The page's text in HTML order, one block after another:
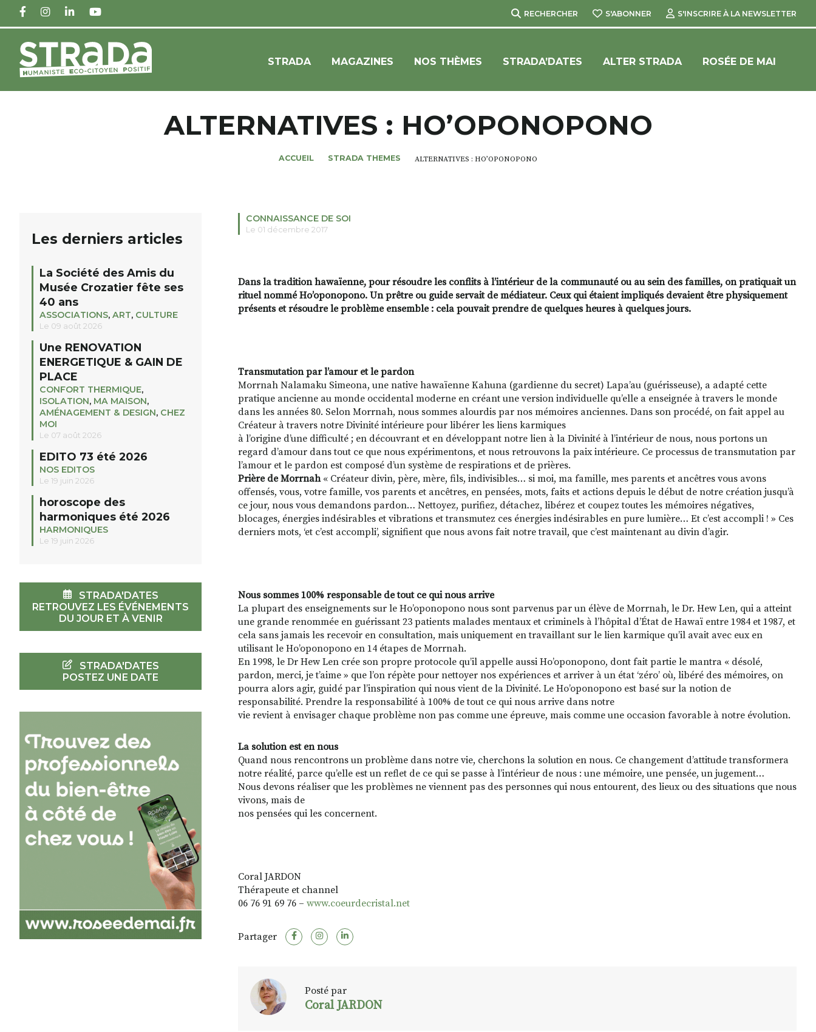
FACEBOOKINSTAGRAM
LINKEDINYOUTUBE RECHERCHER S'ABONNER S'INSCRIRE À LA NEWSLETTER
STRADA MAGAZINES NOS THÈMES STRADA’DATES ALTER STRADA ROSÉE DE MAI
ALTERNATIVES : HO’OPONOPONO
ACCUEIL STRADA THEMES ALTERNATIVES : HO’OPONOPONO
CONNAISSANCE DE SOI
Le 01 décembre 2017
Dans la tradition hawaïenne, pour résoudre les conflits à l’intérieur de la communauté ou au sein des familles, on pratiquait un
rituel nommé Ho’oponopono. Un prêtre ou guide servait de médiateur. Ceux qui étaient impliqués devaient être physiquement
présents et résoudre le problème ensemble : cela pouvait prendre de quelques heures à quelques jours.
Transmutation par l’amour et le pardon
Morrnah Nalamaku Simeona, une native hawaïenne Kahuna (gardienne du secret) Lapa’au (guérisseuse), a adapté cette
pratique ancienne au monde occidental moderne en créant une version individuelle qu’elle a enseignée à travers le monde
dans les années 80. Selon Morrnah, nous sommes alourdis par nos mémoires anciennes. Dans son procédé, on fait appel au
Créateur à travers notre Divinité intérieure pour libérer les liens karmiques
à l’origine d’une difficulté ; en découvrant et en développant notre lien à la Divinité à l’intérieur de nous, nous portons un
regard d’amour dans tout ce que nous expérimentons, et nous retrouvons la paix intérieure. Ce processus de transmutation par
l’amour et le pardon est composé d’un système de respirations et de prières.
Prière de Morrnah« Créateur divin, père, mère, fils, indivisibles… si moi, ma famille, mes parents et ancêtres vous avons
offensés, vous, votre famille, vos parents et ancêtres, en pensées, mots, faits et actions depuis le début de notre création jusqu’à
ce jour, nous vous demandons pardon… Nettoyez, purifiez, détachez, libérez et coupez toutes les mémoires négatives,
blocages, énergies indésirables et vibrations et transmutez ces énergies indésirables en pure lumière… Et c’est accompli ! » Ces
derniers mots, ‘et c’est accompli’, signifient que nous avons fait notre travail, que c’est maintenant au divin d’agir.
Nous sommes 100% responsable de tout ce qui nous arrive
La plupart des enseignements sur le Ho’oponopono nous sont parvenus par un élève de Morrnah, le Dr. Hew Len, qui a atteint
une grande renommée en guérissant 23 patients malades mentaux et criminels à l’hôpital d’État de Hawaï entre 1984 et 1987, et
cela sans jamais les recevoir en consultation, mais uniquement en travaillant sur le lien karmique qu’il avait avec eux en
utilisant le Ho’oponopono en 14 étapes de Morrnah.
En 1998, le Dr Hew Len crée son propre protocole qu’il appelle aussi Ho’oponopono, dont fait partie le mantra « désolé,
pardon, merci, je t’aime » que l’on répète pour nettoyer nos expériences et arriver à un état ‘zéro’ où, libéré des mémoires, on
pourra alors agir, guidé par l’inspiration qui nous vient de la Divinité. Le Ho’oponopono est basé sur la notion de
responsabilité. Prendre la responsabilité à 100% de tout ce qui nous arrive dans notre
vie revient à envisager chaque problème non pas comme une épreuve, mais comme une occasion favorable à notre évolution.
La solution est en nous
Quand nous rencontrons un problème dans notre vie, cherchons la solution en nous. Ce changement d’attitude transformera
notre réalité, parce qu’elle est un reflet de ce qui se passe à l’intérieur de nous : une mémoire, une pensée, un jugement…
Nous devons réaliser que les problèmes ne viennent pas des personnes qui nous entourent, des lieux ou des situations que nous
vivons, mais de
nos pensées qui les concernent.
Coral JARDON
Thérapeute et channel
06 76 91 69 76 – www.coeurdecristal.net
Partager
Posté par
Coral JARDON
Les derniers articles
La Société des Amis du
Musée Crozatier fête ses
40 ans
ASSOCIATIONS, ART, CULTURE
Le 09 août 2026
Une RENOVATION
ENERGETIQUE & GAIN DE
PLACE
CONFORT THERMIQUE,
ISOLATION, MA MAISON,
AMÉNAGEMENT & DESIGN, CHEZ
MOI
Le 07 août 2026
EDITO 73 été 2026
NOS EDITOS
Le 19 juin 2026
horoscope des
harmoniques été 2026
HARMONIQUES
Le 19 juin 2026
STRADA'DATES
RETROUVEZ LES ÉVÉNEMENTS
DU JOUR ET À VENIR
STRADA'DATES
POSTEZ UNE DATE